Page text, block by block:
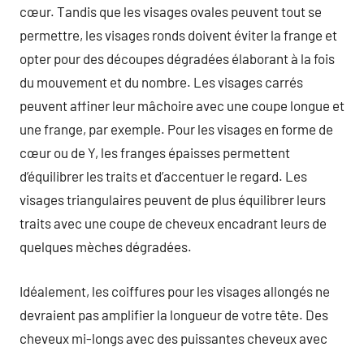
cœur. Tandis que les visages ovales peuvent tout se
permettre, les visages ronds doivent éviter la frange et
opter pour des découpes dégradées élaborant à la fois
du mouvement et du nombre. Les visages carrés
peuvent affiner leur mâchoire avec une coupe longue et
une frange, par exemple. Pour les visages en forme de
cœur ou de Y, les franges épaisses permettent
d’équilibrer les traits et d’accentuer le regard. Les
visages triangulaires peuvent de plus équilibrer leurs
traits avec une coupe de cheveux encadrant leurs de
quelques mèches dégradées.
Idéalement, les coiffures pour les visages allongés ne
devraient pas amplifier la longueur de votre tête. Des
cheveux mi-longs avec des puissantes cheveux avec